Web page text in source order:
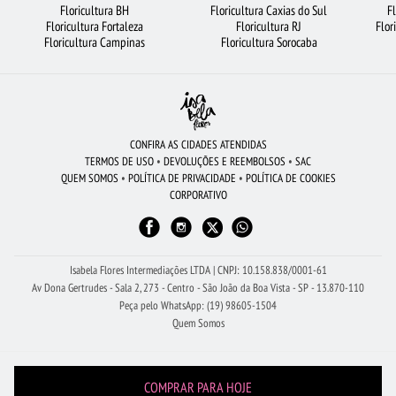
FLORICULTURA PORTO ALEGRE FLORICULTURA BARUERI URSO DE PELÚCIA
FLORES COLORIDAS
FLORICULTURA SÃO BERNARDO DO CAMPO
FLORICULTURA SÃO JOSÉ DOS CAMPOS BUQUÊS DE FLORES
BUQUÊ DE 20 ROSAS VERMELHAS
FLORICULTURA JUNDIAÍ
FLORICULTURA RIBEIRÃO PRETO FLORES
Floricultura BH
Floricultura Fortaleza
Floricultura Campinas
Floricultura Caxias do Sul
Floricultura RJ
Floricultura Sorocaba
CONFIRA AS CIDADES ATENDIDAS
TERMOS DE USO • DEVOLUÇÕES E REEMBOLSOS • SAC
QUEM SOMOS • POLÍTICA DE PRIVACIDADE • POLÍTICA DE COOKIES
CORPORATIVO
Isabela Flores Intermediações LTDA | CNPJ: 10.158.838/0001-61
Av Dona Gertrudes - Sala 2, 273 - Centro - São João da Boa Vista - SP - 13.870-110
Peça pelo WhatsApp: (19) 98605-1504
Quem Somos
COMPRAR PARA HOJE